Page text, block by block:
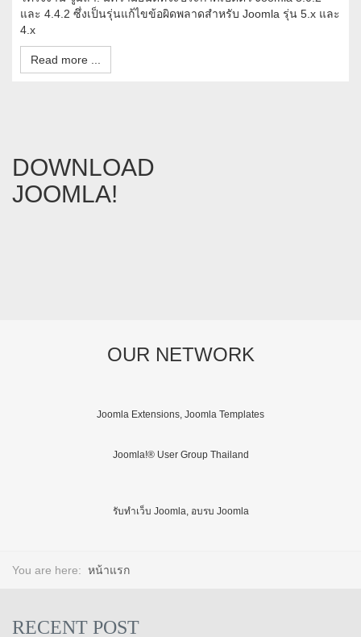
และ 4.4.2 ซึ่งเป็นรุ่นแก้ไขข้อผิดพลาดสำหรับ Joomla รุ่น 5.x และ
4.x
Read more ...
DOWNLOAD
JOOMLA!
OUR NETWORK
Joomla Extensions, Joomla Templates
Joomla!® User Group Thailand
รับทำเว็บ Joomla, อบรบ Joomla
You are here: หน้าแรก
RECENT POST